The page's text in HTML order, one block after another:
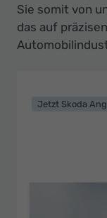
Sie somit von
das auf
Jetzt Skoda